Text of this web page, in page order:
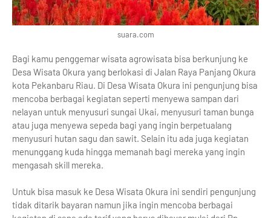
suara.com
Bagi kamu penggemar wisata agrowisata bisa berkunjung ke
Desa Wisata Okura yang berlokasi di Jalan Raya Panjang Okura
kota Pekanbaru Riau. Di Desa Wisata Okura ini pengunjung bisa
mencoba berbagai kegiatan seperti menyewa sampan dari
nelayan untuk menyusuri sungai Ukai, menyusuri taman bunga
atau juga menyewa sepeda bagi yang ingin berpetualang
menyusuri hutan sagu dan sawit. Selain itu ada juga kegiatan
menunggang kuda hingga memanah bagi mereka yang ingin
mengasah skill mereka.
Untuk bisa masuk ke Desa Wisata Okura ini sendiri pengunjung
tidak ditarik bayaran namun jika ingin mencoba berbagai